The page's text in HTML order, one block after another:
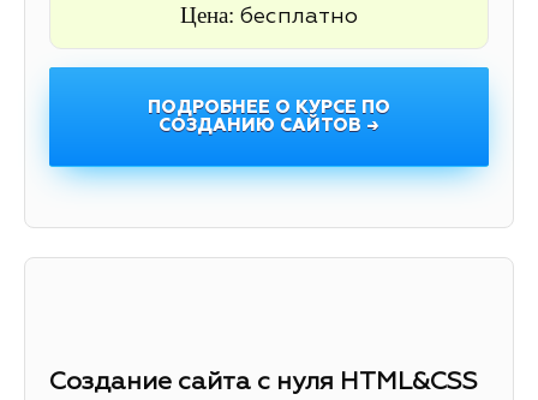
Цена: бесплатно
ПОДРОБНЕЕ О КУРСЕ ПО
СОЗДАНИЮ САЙТОВ →
Создание сайта с нуля HTML&CSS